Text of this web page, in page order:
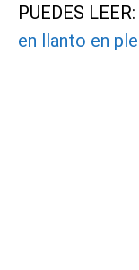
PUEDES LEER:
en llanto en